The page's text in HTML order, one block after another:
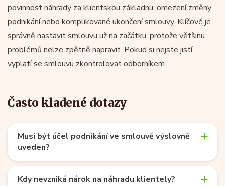
povinnost náhrady za klientskou základnu, omezení změny
podnikání nebo komplikované ukončení smlouvy. Klíčové je
správně nastavit smlouvu už na začátku, protože většinu
problémů nelze zpětně napravit. Pokud si nejste jistí,
vyplatí se smlouvu zkontrolovat odborníkem.
Často kladené dotazy
Musí být účel podnikání ve smlouvě výslovně
uveden?
Kdy nevzniká nárok na náhradu klientely?